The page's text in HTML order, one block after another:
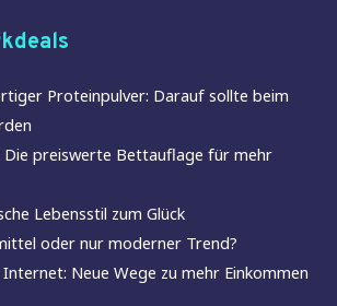
Proteinpulver: Darauf sollte beim
preiswerte Bettauflage für mehr
Lebensstil zum Glück
oder nur moderner Trend?
Neue Wege zu mehr Einkommen